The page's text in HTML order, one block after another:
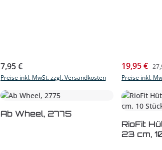
Regulärer Preis:
7,95 €
Preise inkl. MwSt. zzgl. Versandkosten
19,95 €
Preise inkl.
Produkt Anzahl: Gib den
Ab Wheel, 2775
RioFit
23 cm,